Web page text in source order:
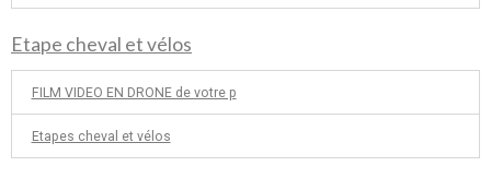
Etape cheval et vélos
FILM VIDEO EN DRONE de votre p
Etapes cheval et vélos